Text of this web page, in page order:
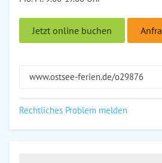
Jetzt online buchen
www.ostsee-ferien.de/o29876
Rechtliches Problem melden